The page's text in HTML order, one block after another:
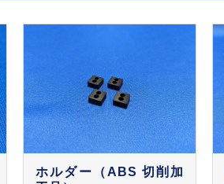
ホルダー（ABS 切削加